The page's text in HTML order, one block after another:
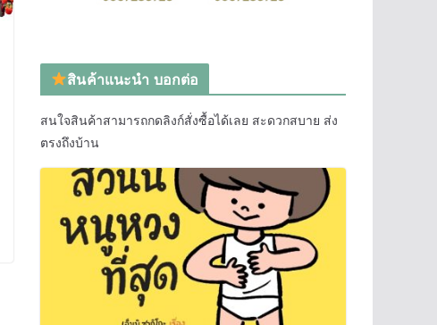
สินค้าแนะนำ บอกต่อ
สนใจสินค้าสามารถกดลิงก์สั่งซื้อได้เลย สะดวกสบาย ส่ง
ตรงถึงบ้าน